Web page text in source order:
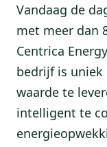
Vandaag de
met meer dan
Centrica
bedrijf is
waarde te
intelligent te